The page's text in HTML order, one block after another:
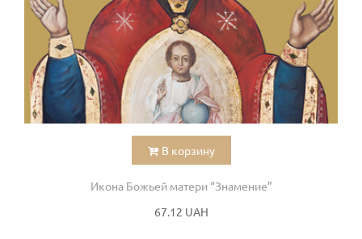
В корзину
Икона Божьей матери “Знамение”
67.12 UAH